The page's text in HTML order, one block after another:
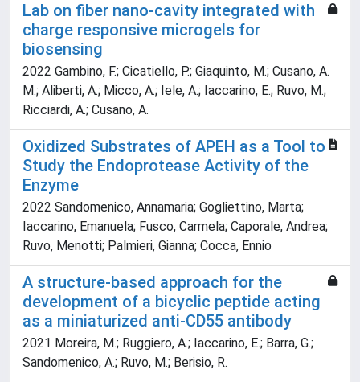
Lab on fiber nano-cavity integrated with
charge responsive microgels for
biosensing
2022 Gambino, F.; Cicatiello, P.; Giaquinto, M.; Cusano, A.
M.; Aliberti, A.; Micco, A.; Iele, A.; Iaccarino, E.; Ruvo, M.;
Ricciardi, A.; Cusano, A.
Oxidized Substrates of APEH as a Tool to
Study the Endoprotease Activity of the
Enzyme
2022 Sandomenico, Annamaria; Gogliettino, Marta;
Iaccarino, Emanuela; Fusco, Carmela; Caporale, Andrea;
Ruvo, Menotti; Palmieri, Gianna; Cocca, Ennio
A structure-based approach for the
development of a bicyclic peptide acting
as a miniaturized anti-CD55 antibody
2021 Moreira, M.; Ruggiero, A.; Iaccarino, E.; Barra, G.;
Sandomenico, A.; Ruvo, M.; Berisio, R.